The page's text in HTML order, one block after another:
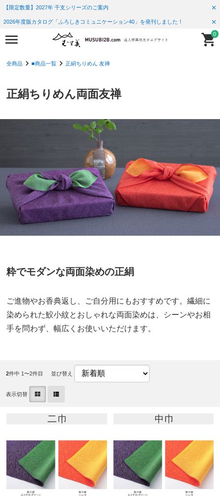
【限定数量】2027年 干支シリーズのご案内
2026年度版カタログ「ふろしきコミュニケーション40」を発刊しました！
0
全商品 ■商品一覧 正絹ちりめん 友禅
正絹ちりめん両面友禅
粋でモダンな両面染めの正絹
ご進物やお香典返し、ご自分用にもおすすめです。繊細に
染められた鮫小紋とおしゃれな両面染めは、シーンやお相
手を問わず、幅広くお使いいただけます。
2件中 1〜2件目 並び替え
表示切替